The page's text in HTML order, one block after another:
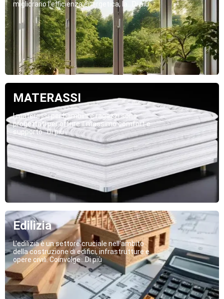
migliorano l’efficienza energetica, la...Di più
MATERASSI
I materassi per bambini e ragazzi sono
progettati per offrire il massimo comfort e
supporto...Di più
Edilizia
L'edilizia è un settore cruciale nell'ambito
della costruzione di edifici, infrastrutture e
opere civili. Coinvolge...Di più